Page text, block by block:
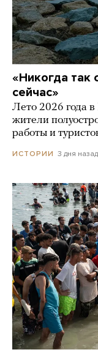
«Никогда так
сейчас»
Лето 2026 года
жители
работы и
ИСТОРИИ 3 дня назад